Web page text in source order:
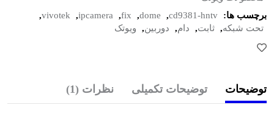
مشتری
برچسب ها:
cd9381-hntv
,
dome
,
fix
,
ipcamera
,
vivotek
,
تحت شبکه, ثابت, دام, دوربین, ویوتک
توضیحات توضیحات تکمیلی نظرات (1)